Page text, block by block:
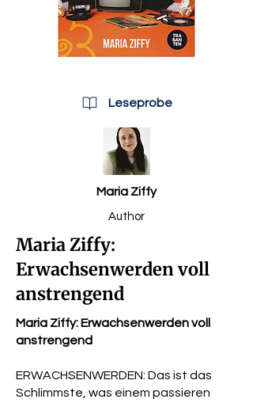
Leseprobe
Maria Ziffy
Author
Maria Ziffy:
Erwachsenwerden voll
anstrengend
Maria Ziffy: Erwachsenwerden voll
anstrengend
ERWACHSENWERDEN: Das ist das
Schlimmste, was einem passieren